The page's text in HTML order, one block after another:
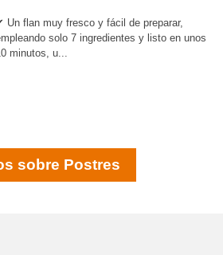
Un flan muy fresco y fácil de preparar,
solo 7 ingredientes y listo en unos
minutos, u...
sobre Postres